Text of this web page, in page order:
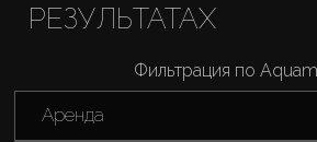
РЕЗУЛЬТАТАХ
Фильтрация по
Аренда